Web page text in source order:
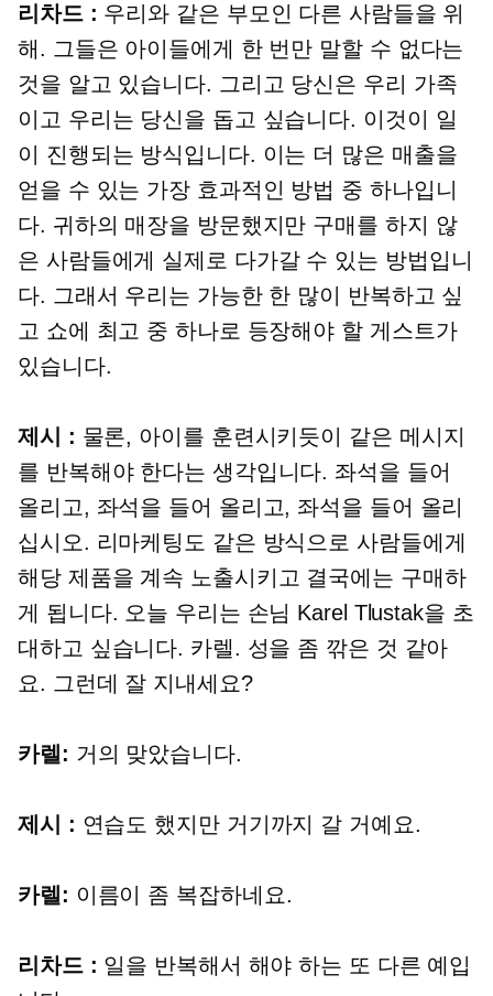
리차드 : 우리와 같은 부모인 다른 사람들을 위
해. 그들은 아이들에게 한 번만 말할 수 없다는
것을 알고 있습니다. 그리고 당신은 우리 가족
이고 우리는 당신을 돕고 싶습니다. 이것이 일
이 진행되는 방식입니다. 이는 더 많은 매출을
얻을 수 있는 가장 효과적인 방법 중 하나입니
다. 귀하의 매장을 방문했지만 구매를 하지 않
은 사람들에게 실제로 다가갈 수 있는 방법입니
다. 그래서 우리는 가능한 한 많이 반복하고 싶
고 쇼에 최고 중 하나로 등장해야 할 게스트가
있습니다.
제시 : 물론, 아이를 훈련시키듯이 같은 메시지
를 반복해야 한다는 생각입니다. 좌석을 들어
올리고, 좌석을 들어 올리고, 좌석을 들어 올리
십시오. 리마케팅도 같은 방식으로 사람들에게
해당 제품을 계속 노출시키고 결국에는 구매하
게 됩니다. 오늘 우리는 손님 Karel Tlustak을 초
대하고 싶습니다. 카렐. 성을 좀 깎은 것 같아
요. 그런데 잘 지내세요?
카렐: 거의 맞았습니다.
제시 : 연습도 했지만 거기까지 갈 거예요.
카렐: 이름이 좀 복잡하네요.
리차드 : 일을 반복해서 해야 하는 또 다른 예입